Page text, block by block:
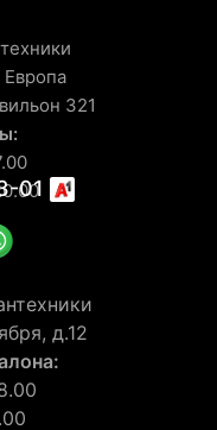
321
01
д.12